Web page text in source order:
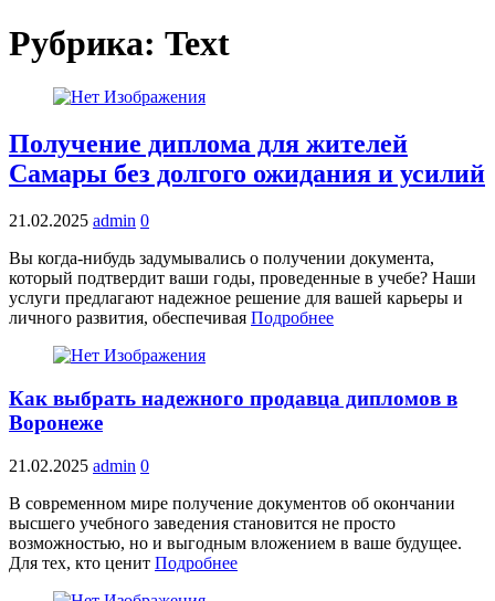
Рубрика: Text
Получение диплома для жителей
Самары без долгого ожидания и усилий
21.02.2025 admin 0
Вы когда-нибудь задумывались о получении документа,
который подтвердит ваши годы, проведенные в учебе? Наши
услуги предлагают надежное решение для вашей карьеры и
личного развития, обеспечивая Подробнее
Как выбрать надежного продавца дипломов в
Воронеже
21.02.2025 admin 0
В современном мире получение документов об окончании
высшего учебного заведения становится не просто
возможностью, но и выгодным вложением в ваше будущее.
Для тех, кто ценит Подробнее